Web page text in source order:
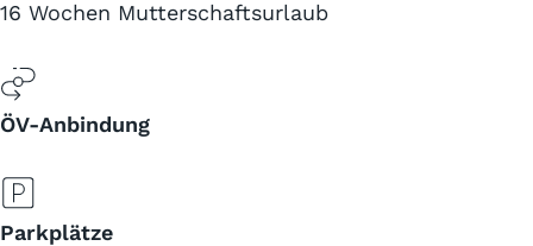
16 Wochen Mutterschaftsurlaub
ÖV-Anbindung
Parkplätze